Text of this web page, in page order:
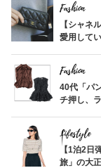
Fashion
【シャネ
愛用して
Fashion
40代「パ
チ押し、
Lifestyle
【1泊2日
旅」の大